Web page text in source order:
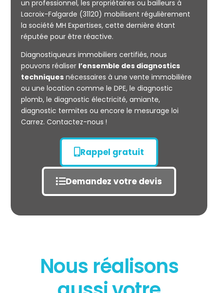
Mesurage
CARREZ
État des risques
un professionnel, les propriétaires ou bailleurs à
Lacroix-Falgarde (31120) mobilisent régulièrement
la société MH Expertises, cette dernière étant
réputée pour être réactive.
Diagnostiqueurs immobiliers certifiés, nous
pouvons réaliser l’ensemble des diagnostics
techniquesnécessaires à une vente immobilière
ou une location comme le DPE, le diagnostic
plomb, le diagnostic électricité, amiante,
diagnostic termites ou encore le mesurage loi
Carrez. Contactez-nous !
Rappel gratuit
Demandez votre devis
Nous réalisons